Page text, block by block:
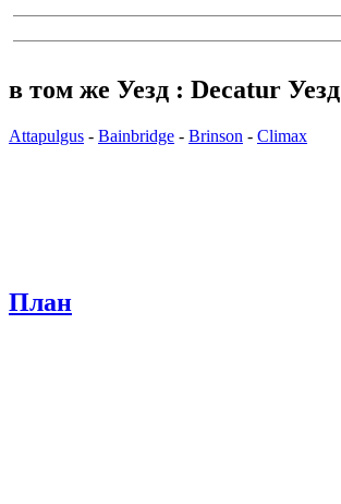
в том же Уезд : Decatur Уезд
Attapulgus - Bainbridge - Brinson - Climax
План